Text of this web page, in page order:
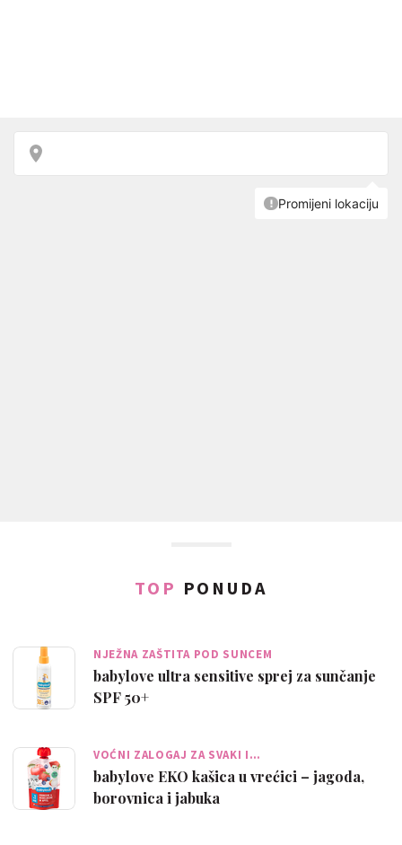
TOP PONUDA
NJEŽNA ZAŠTITA POD SUNCEM
babylove ultra sensitive sprej za sunčanje
SPF 50+
VOĆNI ZALOGAJ ZA SVAKI I…
babylove EKO kašica u vrećici – jagoda,
borovnica i jabuka